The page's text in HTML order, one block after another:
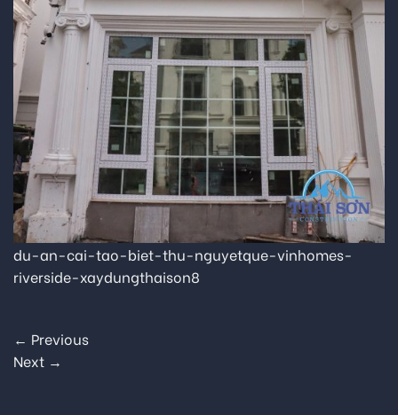
du-an-cai-tao-biet-thu-nguyetque-vinhomes-
riverside-xaydungthaison8
← Previous
Next →